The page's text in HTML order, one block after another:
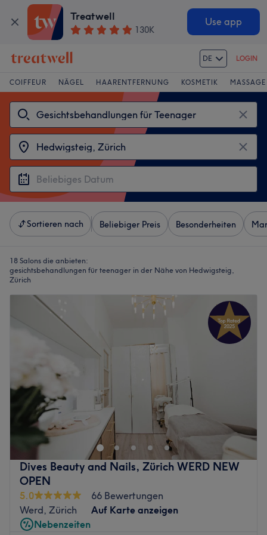
Treatwell
130K
Use app
DE LOGIN
COIFFEUR NÄGEL HAARENTFERNUNG KOSMETIK MASSAGE
Sortieren nach Beliebiger Preis Besonderheiten
18 Salons die anbieten:
gesichtsbehandlungen für teenager in der Nähe von Hedwigsteig,
Zürich
Dives Beauty and Nails, Zürich WERD NEW
OPEN
5.0
66 Bewertungen
Werd, Zürich
Auf Karte anzeigen
Nebenzeiten